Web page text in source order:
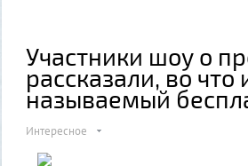
Участники шоу о
рассказали, во
называемый
Интересное